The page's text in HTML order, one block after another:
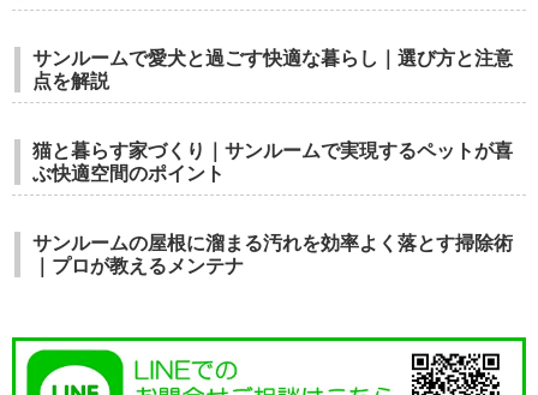
サンルームで愛犬と過ごす快適な暮らし｜選び方と注意
点を解説
猫と暮らす家づくり｜サンルームで実現するペットが喜
ぶ快適空間のポイント
サンルームの屋根に溜まる汚れを効率よく落とす掃除術
｜プロが教えるメンテナ